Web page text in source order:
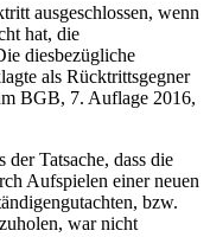
ausgeschlossen, wenn
hat, die
diesbezügliche
als Rücktrittsgegner
BGB, 7. Auflage 2016,
Tatsache, dass die
Aufspielen einer neuen
bzw.
war nicht